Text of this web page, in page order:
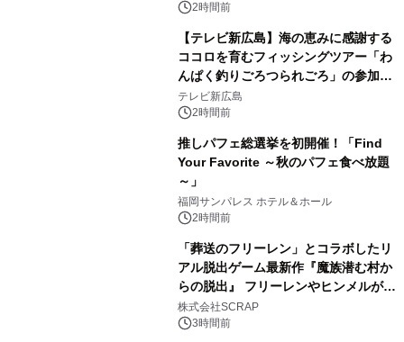
2時間前
【テレビ新広島】海の恵みに感謝する
ココロを育むフィッシングツアー「わ
んぱく釣りごろつられごろ」の参加小
学生を募集
テレビ新広島
2時間前
推しパフェ総選挙を初開催！「Find
Your Favorite ～秋のパフェ食べ放題
～」
福岡サンパレス ホテル＆ホール
2時間前
「葬送のフリーレン」とコラボしたリ
アル脱出ゲーム最新作『魔族潜む村か
らの脱出』 フリーレンやヒンメルが武
器を手に魔族を見据える描き下ろしメ
インビジュアル公開
株式会社SCRAP
3時間前